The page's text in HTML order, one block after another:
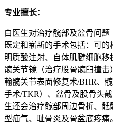
专业擅长：
白医生对治疗髋部及盆骨问
既定和崭新的手术包括：可
明质酸注射、⾃体肌腱细胞移
髋关节镜（治疗股骨髋臼撞
翰髋关节表⾯修复术/BHR、
⼿术/TKR）、盆骨及股骨头
生还会治疗髋部周边骨折、
型疝⽓、耻骨炎及骨盆底疼痛